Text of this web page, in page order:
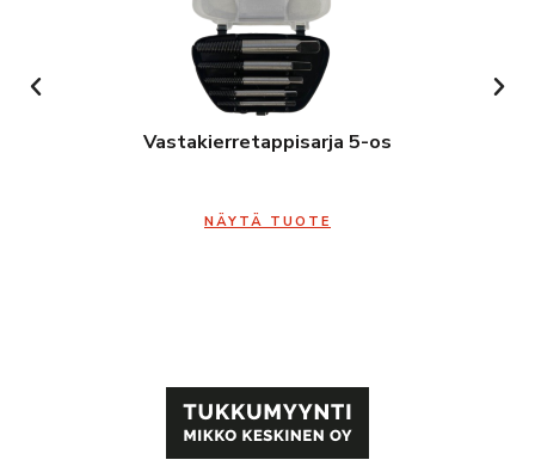
Vastakierretappisarja 5-os
NÄYTÄ TUOTE